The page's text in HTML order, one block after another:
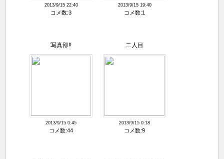
2013/9/15 22:40
コメ数:3
2013/9/15 19:40
コメ数:1
写真部!!
2013/9/15 0:45
コメ数:44
二人目
2013/9/15 0:18
コメ数:9